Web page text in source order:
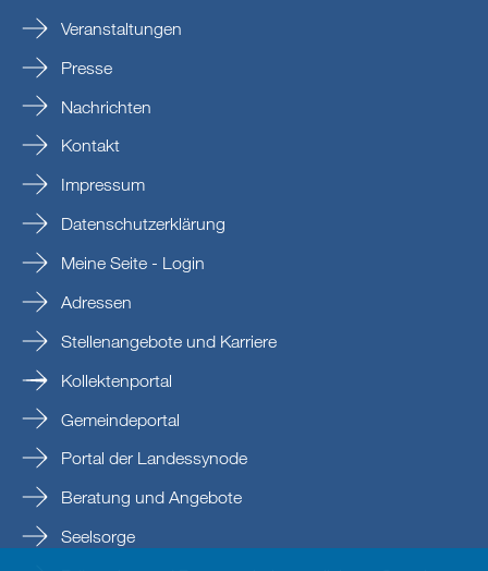
Veranstaltungen
Presse
Nachrichten
Kontakt
Impressum
Datenschutzerklärung
Meine Seite - Login
Adressen
Stellenangebote und Karriere
Kollektenportal
Gemeindeportal
Portal der Landessynode
Beratung und Angebote
Seelsorge